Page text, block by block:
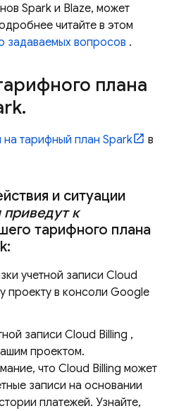
Spark и Blaze, может
читайте в этом
задаваемых вопросов .
плана
.
на тарифный план Spark
в
и ситуации
приведут к
тарифного плана
учетной записи Cloud
проекту в консоли Google
записи Cloud Billing ,
проектом.
что Cloud Billing может
записи на основании
платежей. Узнайте,